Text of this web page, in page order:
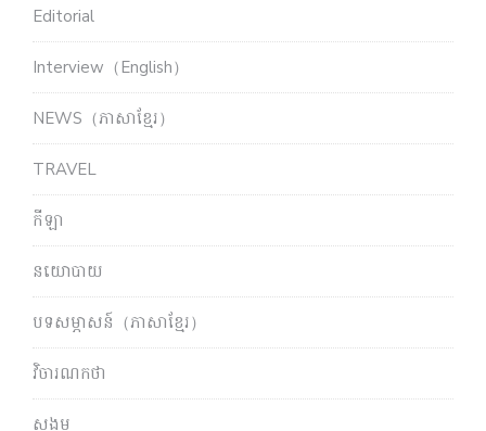
Editorial
Interview（English）
NEWS（ភាសាខ្មែរ）
TRAVEL
កីឡា
នយោបាយ
បទសម្ភាសន៍（ភាសាខ្មែរ）
វិចារណកថា
សង្គម